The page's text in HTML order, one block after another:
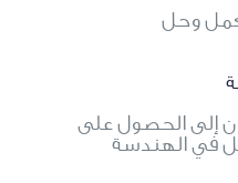
وحل
إلى الحصول على
في الهندسة